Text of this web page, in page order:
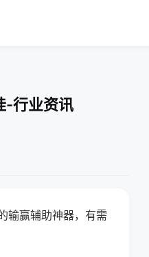
-行业资讯
输赢辅助神器，有需